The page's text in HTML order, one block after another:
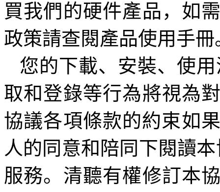
買我們的硬件產品，如
政策請查閱產品使用手冊
您的下載、安裝、使
取和登錄等行為將視為
協議各項條款的約束如
人的同意和陪同下閱讀
服務。清聽有權修訂本